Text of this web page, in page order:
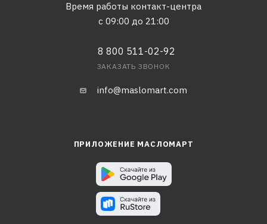
Время работы контакт-центра
с 09:00 до 21:00
8 800 511-02-92
ЗАКАЗАТЬ ЗВОНОК
info@maslomart.com
ПРИЛОЖЕНИЕ МАСЛОМАРТ